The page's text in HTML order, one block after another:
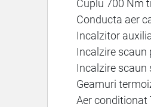
Cuplu 700 Nm
Conducta aer
Incalzitor
Incalzire scaun
Incalzire scaun
Geamuri
Aer conditionat